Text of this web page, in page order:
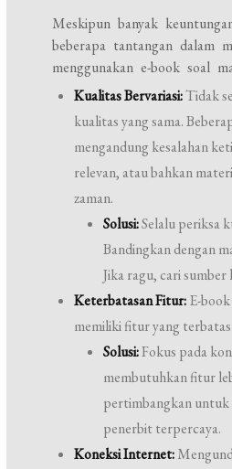
Meskipun banyak
beberapa tantangan dalam
menggunakan e-book soal
Kualitas Bervariasi:Tidak
kualitas yang sama.
mengandung kesalahan
relevan, atau bahkan
zaman.
Solusi:Selalu periksa
Bandingkan dengan
Jika ragu, cari sumber
Keterbatasan Fitur:E-
memiliki fitur yang terbatas.
Solusi:Fokus pada
membutuhkan fitur
pertimbangkan untuk
penerbit terpercaya.
Koneksi Internet: